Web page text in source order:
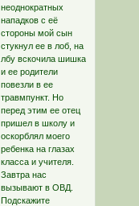
неоднократных
нападков с её
стороны мой сын
стукнул ее в лоб, на
лбу вскочила шишка
и ее родители
повезли в ее
травмпункт. Но
перед этим ее отец
пришел в школу и
оскорблял моего
ребенка на глазах
класса и учителя.
Завтра нас
вызывают в ОВД.
Подскажите